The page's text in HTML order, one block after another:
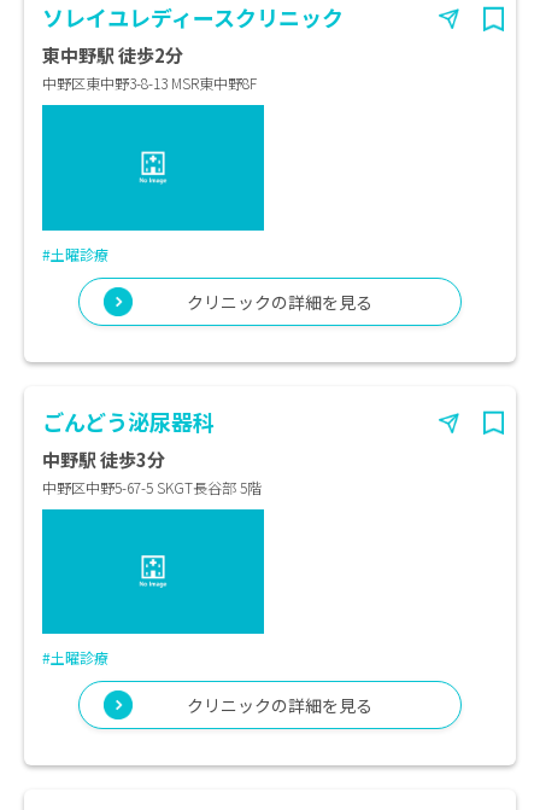
ソレイユレディースクリニック
東中野駅 徒歩2分
中野区東中野3-8-13 MSR東中野8F
#土曜診療
クリニックの詳細を見る
ごんどう泌尿器科
中野駅 徒歩3分
中野区中野5-67-5 SKGT長谷部 5階
#土曜診療
クリニックの詳細を見る